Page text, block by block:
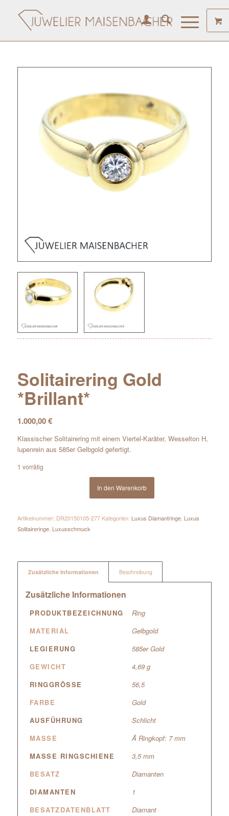
Solitairering Gold
*Brillant*
1.000,00€
Klassischer Solitairering mit einem Viertel-Karäter, Wesselton H,
lupenrein aus 585er Gelbgold gefertigt.
1 vorrätig
In den Warenkorb
Artikelnummer: DR20150105-277 Kategorien: Luxus Diamantringe, Luxus
Solitaireringe, Luxusschmuck
Zusätzliche Informationen Beschreibung
Zusätzliche Informationen
PRODUKTBEZEICHNUNG
Ring
MATERIAL
Gelbgold
LEGIERUNG
585er Gold
GEWICHT
4,69 g
RINGGRÖSSE
56,5
FARBE
Gold
AUSFÜHRUNG
Schlicht
MASSE
Ã Ringkopf: 7 mm
MASSE RINGSCHIENE
3,5 mm
BESATZ
Diamanten
DIAMANTEN
1
BESATZDATENBLATT
Diamant